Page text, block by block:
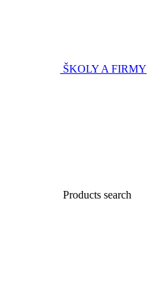
ŠKOLY A FIRMY
Products search